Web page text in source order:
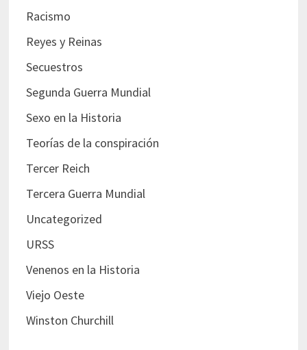
Racismo
Reyes y Reinas
Secuestros
Segunda Guerra Mundial
Sexo en la Historia
Teorías de la conspiración
Tercer Reich
Tercera Guerra Mundial
Uncategorized
URSS
Venenos en la Historia
Viejo Oeste
Winston Churchill